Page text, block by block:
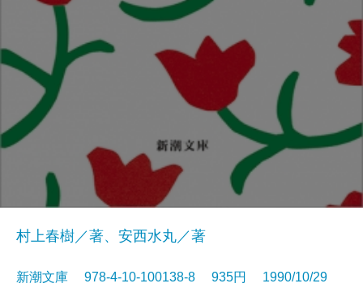
村上春樹／著、安西水丸／著
新潮文庫 978-4-10-100138-8 935円 1990/10/29